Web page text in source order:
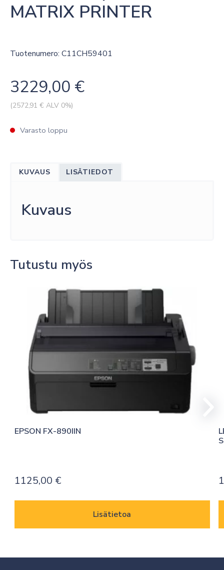
MATRIX PRINTER
Tuotenumero: C11CH59401
3229,00 €
(2572,91 € ALV 0%)
Varasto loppu
KUVAUS LISÄTIEDOT
Kuvaus
Tutustu myös
EPSON FX-890IIN
1125,00 €
Lisätietoa